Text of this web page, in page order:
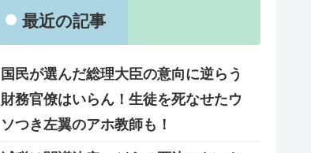
最近の記事
国民が選んだ総理大臣の意向に逆らう
財務官僚はいらん！生徒を死なせたウ
ソつき左翼のアホ教師も！